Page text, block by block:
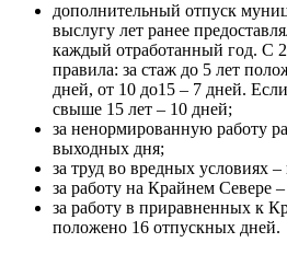
дополнительный отпуск
выслугу лет ранее
каждый отработанный год. С
правила: за стаж до 5 лет
дней, от 10 до15 – 7 дней.
свыше 15 лет – 10 дней;
за ненормированную работу
выходных дня;
за труд во вредных условиях
за работу на Крайнем Севере
за работу в приравненных к
положено 16 отпускных дней.